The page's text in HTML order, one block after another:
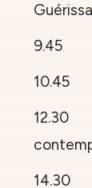
9.45
12.30
14.30